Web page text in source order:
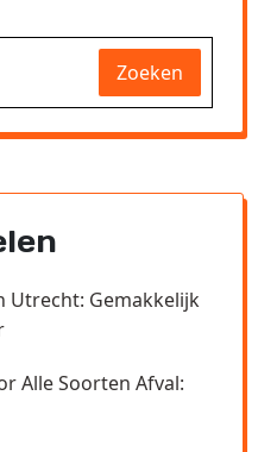
Zoeken
Utrecht: Gemakkelijk
Alle Soorten Afval: